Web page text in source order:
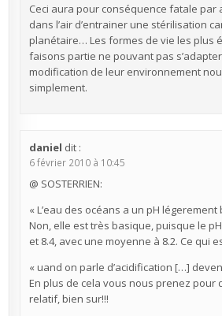
Ceci aura pour conséquence fatale par
dans l’air d’entrainer une stérilisation
planétaire… Les formes de vie les plus
faisons partie ne pouvant pas
modification de leur environnement
simplement.
daniel dit :
6 février 2010 à 10:45
@ SOSTERRIEN:
« L’eau des océans a un pH
Non, elle est très basique, puisque le
et 8.4, avec une moyenne à 8.2. Ce qui
« uand on parle d’acidification […]
En plus de cela vous nous prenez pour
relatif, bien sur!!!